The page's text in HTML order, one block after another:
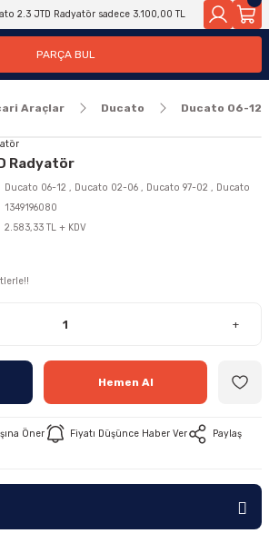
PARÇA BUL
Araçlar Ducato Ducato 06-12
Radyatör
Ducato 06-12 , Ducato 02-06 , Ducato 97-02 , Ducato
1349196080
2.583,33 TL + KDV
+
Hemen Al
Öner Fiyatı Düşünce Haber Ver
Paylaş